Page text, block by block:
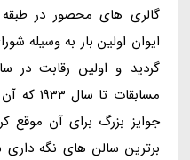
گالری های محصور در طبقه
جوایز بزرگ برای آن موقع
برترین سالن های نگه